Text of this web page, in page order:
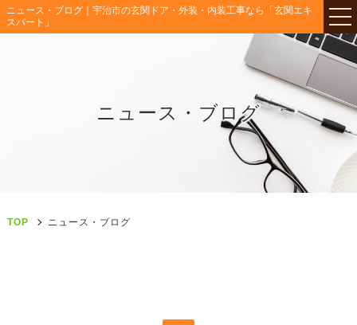
ニュース・ブログ｜宇治市の玄関ドア・外装・内装工事なら「玄関エキ
スパート」
ニュース・ブログ
TOP ニュース・ブログ